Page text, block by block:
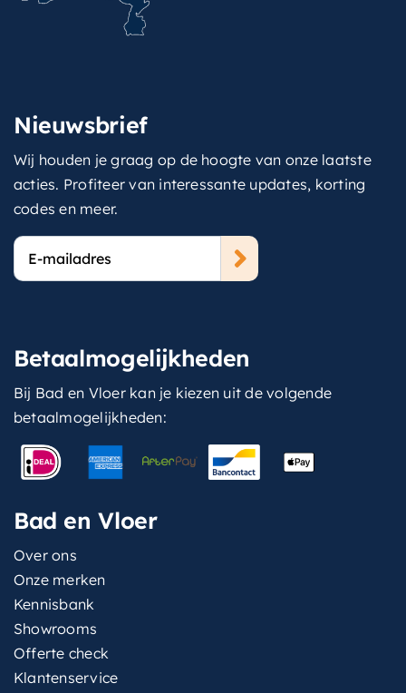
Nieuwsbrief
Wij houden je graag op de hoogte van onze laatste
acties. Profiteer van interessante updates, korting
codes en meer.
E-
mailadres
Betaalmogelijkheden
Bij Bad en Vloer kan je kiezen uit de volgende
betaalmogelijkheden:
Bad en Vloer
Over ons
Onze merken
Kennisbank
Showrooms
Offerte check
Klantenservice